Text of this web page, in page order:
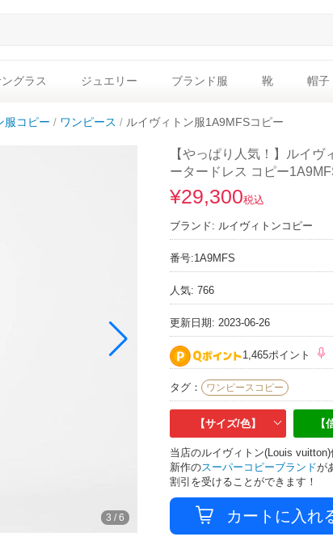
グラス ジュエリー ブランド服 靴 帽子
服コピー ワンピース ルイヴィトン服1A9MFSコピー
4 / 6
【やっぱり人気！】ルイ
ータードレス コピー
¥29,300税込
ブランド: ルイヴィトンコピー
番号:1A9MFS
人気: 766
更新日期: 2023-06-26
1,465ポイント
タグ： ワンピースコピー
【サイズ/色】 【
当店のルイヴィトン(Louis
新作のスーパーコピーブランドが
割引を受けることができます！